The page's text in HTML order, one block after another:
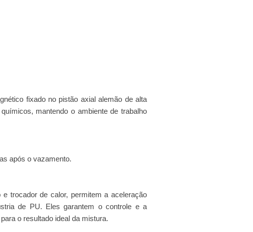
fixado no pistão axial alemão de alta
mantendo o ambiente de trabalho
após o vazamento.
trocador de calor, permitem a aceleração
de PU. Eles garantem o controle e a
o resultado ideal da mistura.